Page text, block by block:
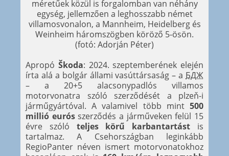
méretűek közül is forgalomban van néhány
egység, jellemzően a leghosszabb német
villamosvonalon, a Mannheim, Heidelberg és
Weinheim háromszögben köröző 5-ösön.
(fotó: Adorján Péter)
Apropó Škoda: 2024. szeptemberének elején
írta alá a bolgár állami vasúttársaság – a БДЖ
– a 20+5 alacsonypadlós villamos
motorvonatra szóló szerződését a plzeň-i
járműgyártóval. A valamivel több mint 500
millió eurósszerződés a járműveken felül 15
évre szóló teljes körű karbantartást is
tartalmaz. A Csehországban leginkább
RegioPanter néven ismert motorvonatokhoz